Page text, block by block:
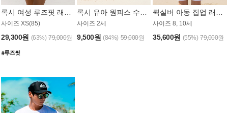
사이즈 XS(85)
29,300원 (63%) 79,000원
사이즈 2세
9,500원 (84%) 59,000원
사이즈 8, 10세
35,600원 (55%) 79,000원